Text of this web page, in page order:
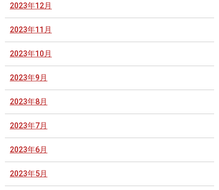
2023年12月
2023年11月
2023年10月
2023年9月
2023年8月
2023年7月
2023年6月
2023年5月